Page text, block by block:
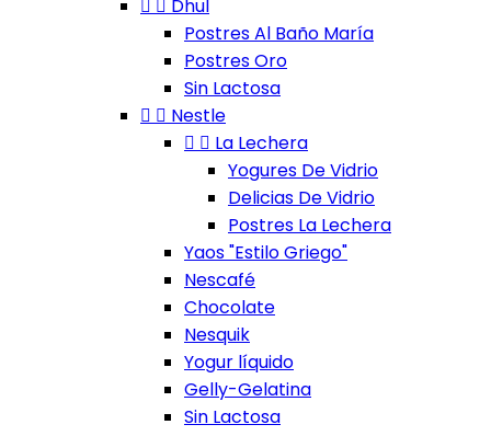
  Dhul
Postres Al Baño María
Postres Oro
Sin Lactosa
  Nestle
  La Lechera
Yogures De Vidrio
Delicias De Vidrio
Postres La Lechera
Yaos "Estilo Griego"
Nescafé
Chocolate
Nesquik
Yogur líquido
Gelly-Gelatina
Sin Lactosa